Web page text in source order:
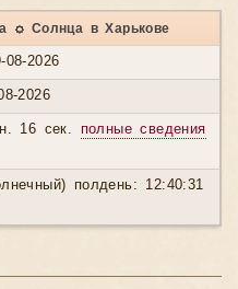
☼ Солнца в Харькове
2026
2026
16 сек. полные сведения
полдень: 12:40:31